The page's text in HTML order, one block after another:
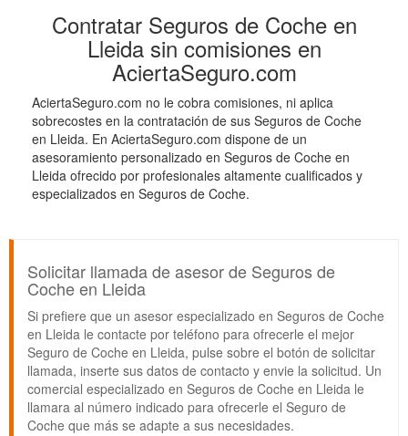
Contratar Seguros de Coche en
Lleida sin comisiones en
AciertaSeguro.com
AciertaSeguro.com no le cobra comisiones, ni aplica
sobrecostes en la contratación de sus Seguros de Coche
en Lleida. En AciertaSeguro.com dispone de un
asesoramiento personalizado en Seguros de Coche en
Lleida ofrecido por profesionales altamente cualificados y
especializados en Seguros de Coche.
Solicitar llamada de asesor de Seguros de
Coche en Lleida
Si prefiere que un asesor especializado en Seguros de Coche
en Lleida le contacte por teléfono para ofrecerle el mejor
Seguro de Coche en Lleida, pulse sobre el botón de solicitar
llamada, inserte sus datos de contacto y envie la solicitud. Un
comercial especializado en Seguros de Coche en Lleida le
llamara al número indicado para ofrecerle el Seguro de
Coche que más se adapte a sus necesidades.